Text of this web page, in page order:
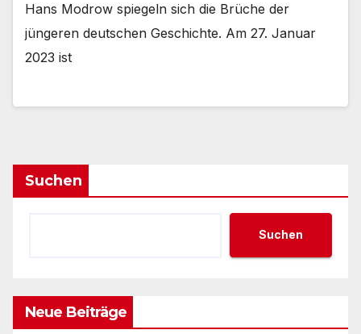
Hans Modrow spiegeln sich die Brüche der
jüngeren deutschen Geschichte. Am 27. Januar
2023 ist
Suchen
Suchen
Neue Beiträge